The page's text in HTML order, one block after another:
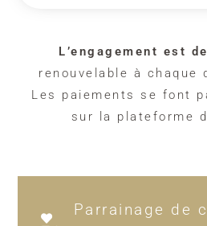
L’engagement est
renouvelable à chaque
Les paiements se font
sur la plateforme
Parrainage de